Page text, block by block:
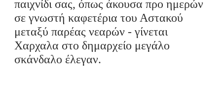
παιχνίδι σας, όπως άκουσα προ ημερών
σε γνωστή καφετέρια του Αστακού
μεταξύ παρέας νεαρών - γίνεται
Χαρχαλα στο δημαρχείο μεγάλο
σκάνδαλο έλεγαν.